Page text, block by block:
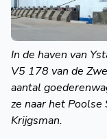
In de haven van
V5 178 van de
aantal
ze naar het Poolse
Krijgsman.